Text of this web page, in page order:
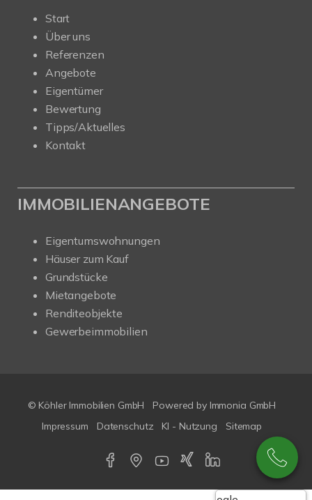
Start
Über uns
Referenzen
Angebote
Eigentümer
Bewertung
Tipps/Aktuelles
Kontakt
IMMOBILIENANGEBOTE
Eigentumswohnungen
Häuser zum Kauf
Grundstücke
Mietangebote
Renditeobjekte
Gewerbeimmobilien
© Köhler Immobilien GmbH Powered by Immonia GmbH
Impressum
Datenschutz KI - Nutzung Sitemap